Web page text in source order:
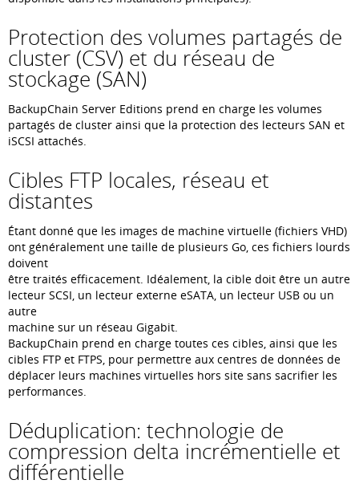
Protection des volumes partagés de
cluster (CSV) et du réseau de
stockage (SAN)
BackupChain Server Editions prend en charge les volumes
partagés de cluster ainsi que la protection des lecteurs SAN et
iSCSI attachés.
Cibles FTP locales, réseau et
distantes
Étant donné que les images de machine virtuelle (fichiers VHD)
ont généralement une taille de plusieurs Go, ces fichiers lourds
doivent
être traités efficacement. Idéalement, la cible doit être un autre
lecteur SCSI, un lecteur externe eSATA, un lecteur USB ou un
autre
machine sur un réseau Gigabit.
BackupChain prend en charge toutes ces cibles, ainsi que les
cibles FTP et FTPS, pour permettre aux centres de données de
déplacer leurs machines virtuelles hors site sans sacrifier les
performances.
Déduplication: technologie de
compression delta incrémentielle et
différentielle